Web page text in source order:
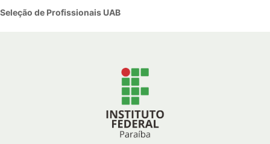
Seleção de Profissionais UAB